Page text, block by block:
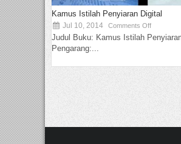
Kamus Istilah Penyiaran Digital
Jul 10, 2014 Comments Off
Judul Buku: Kamus Istilah Penyiaran
Pengarang:...